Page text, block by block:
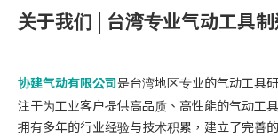
关于我们 | 台湾专业气动工具
协建气动有限公司是台湾地区专业的气动工具
注于为工业客户提供高品质、高性能的气动工
拥有多年的行业经验与技术积累，建立了完善